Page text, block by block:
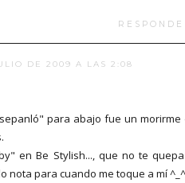
DE 2009 A LAS 2:08
para abajo fue un morirme
en Be Stylish..., que no te
nota para cuando me toque a mí